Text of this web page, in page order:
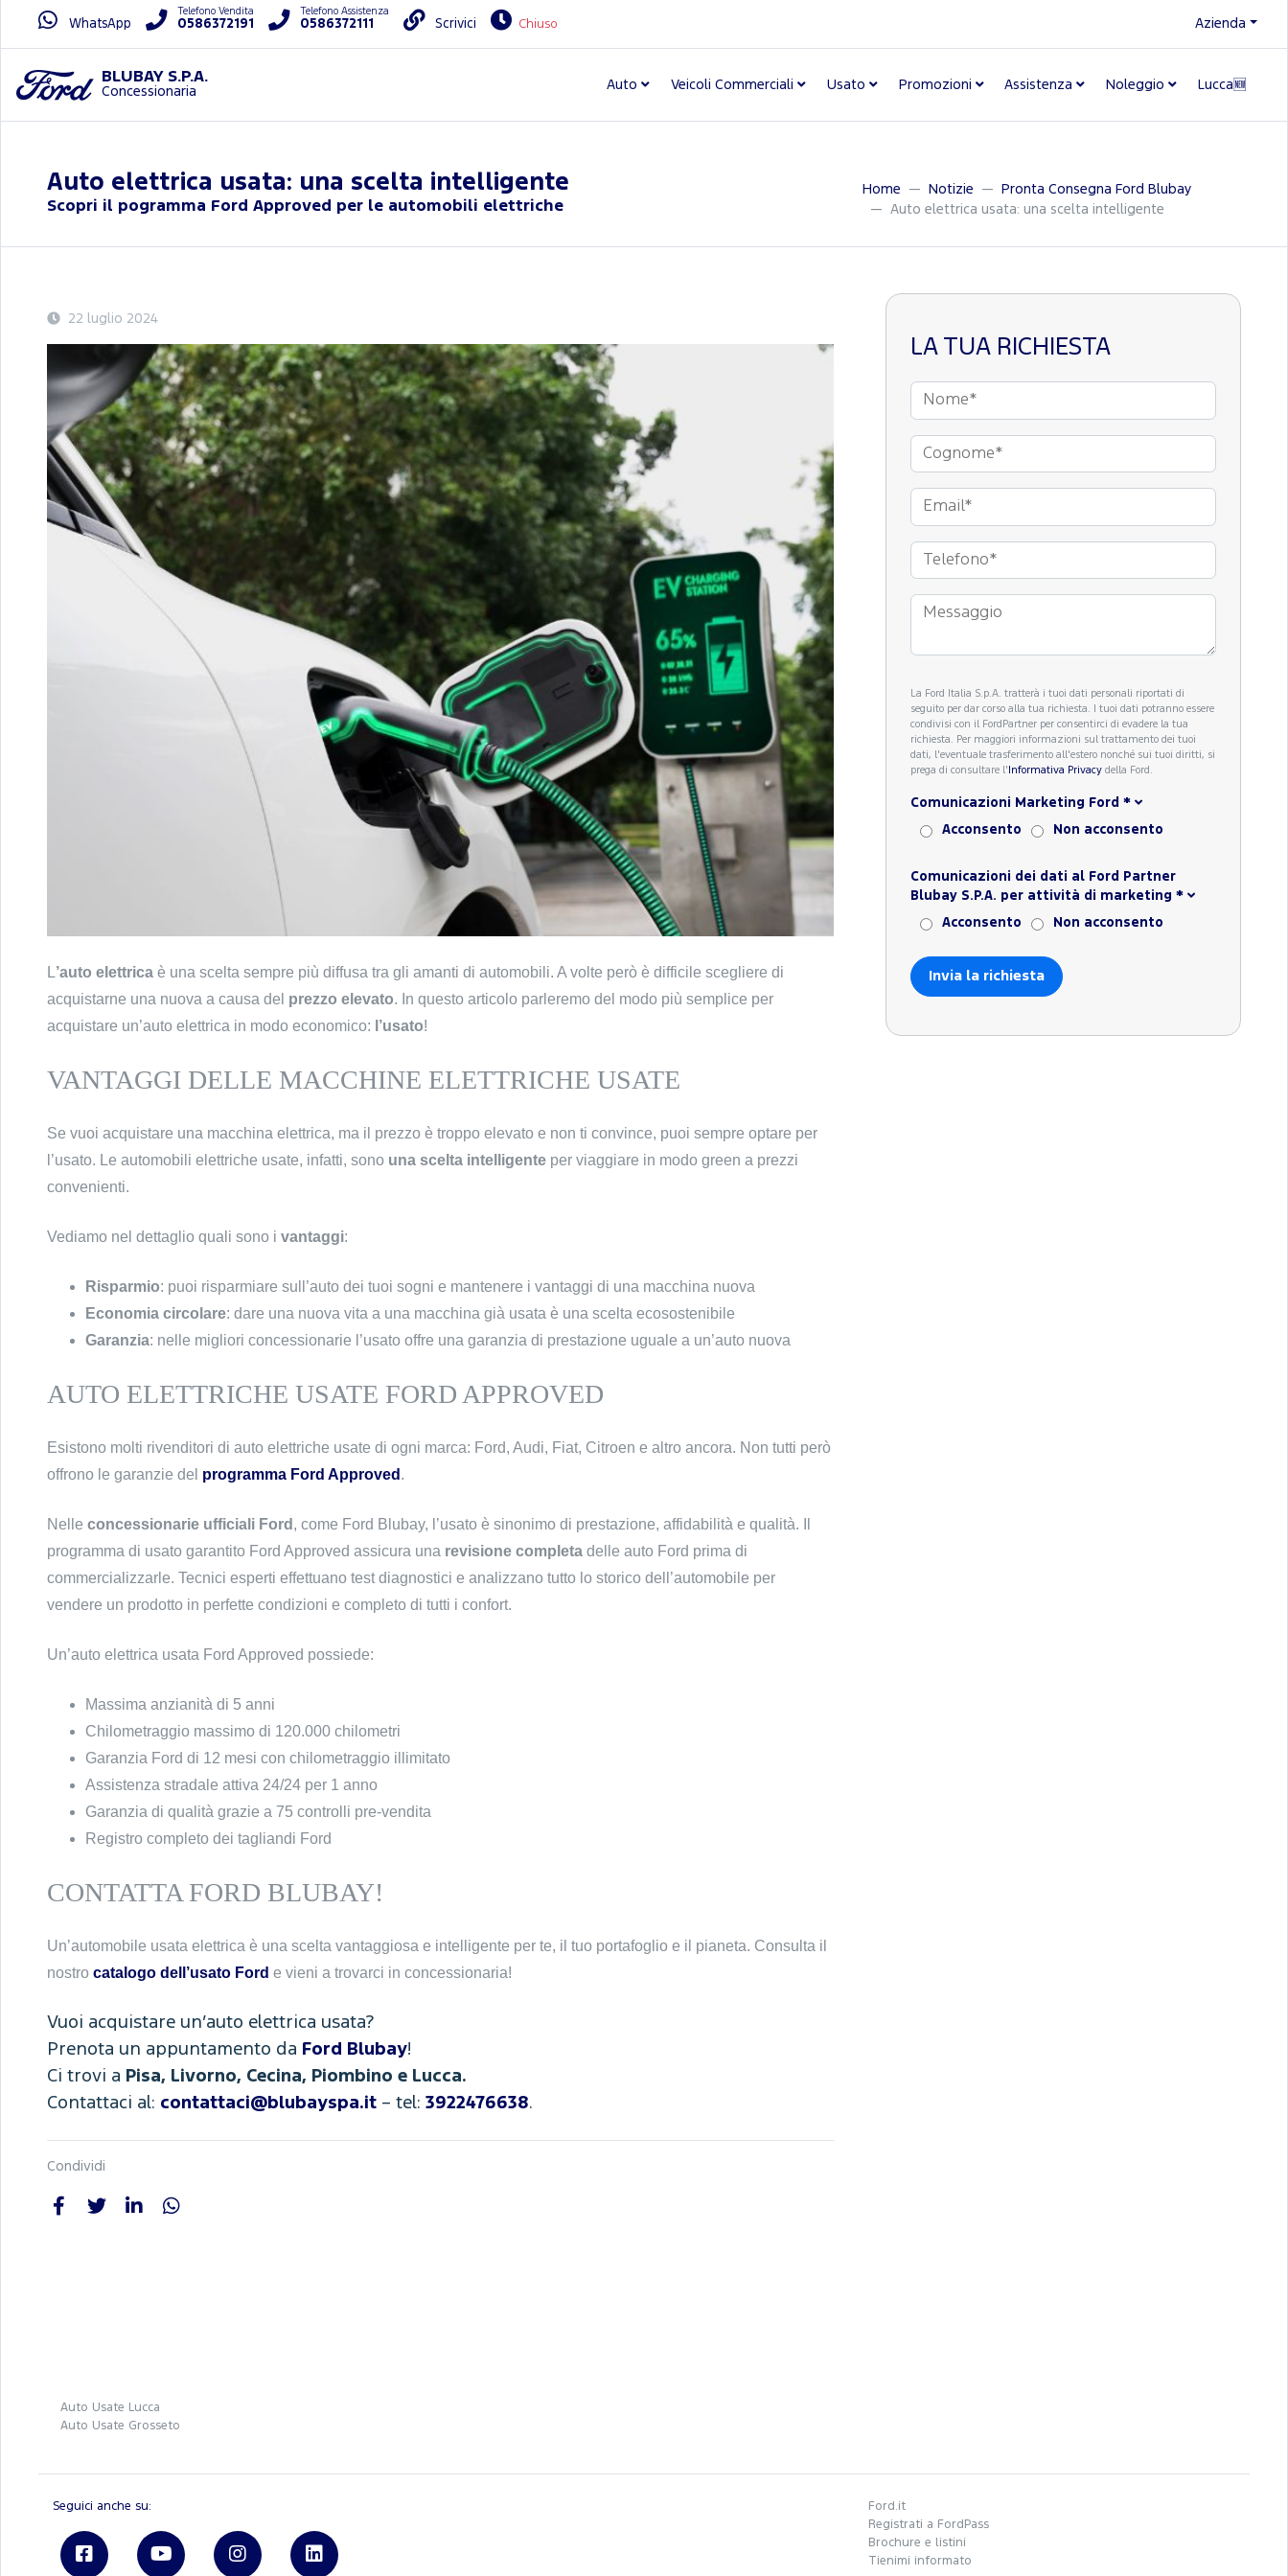
WhatsApp
Telefono Vendita
0586372191
Telefono Assistenza
0586372111 Scrivici Chiuso Azienda
BLUBAY S.P.A.
Concessionaria Auto Veicoli Commerciali Usato Promozioni Assistenza Noleggio Lucca🆕
Auto elettrica usata: una scelta intelligente
Scopri il pogramma Ford Approved per le automobili elettriche
Home Notizie
Pronta Consegna Ford Blubay
Auto elettrica usata: una scelta intelligente
22 luglio 2024
L’auto elettrica è una scelta sempre più diffusa tra gli amanti di automobili. A volte però è difficile scegliere di
acquistarne una nuova a causa del prezzo elevato. In questo articolo parleremo del modo più semplice per
acquistare un’auto elettrica in modo economico: l’usato!
VANTAGGI DELLE MACCHINE ELETTRICHE USATE
Se vuoi acquistare una macchina elettrica, ma il prezzo è troppo elevato e non ti convince, puoi sempre optare per
l’usato. Le automobili elettriche usate, infatti, sono una scelta intelligente per viaggiare in modo green a prezzi
convenienti.
Vediamo nel dettaglio quali sono i vantaggi:
Risparmio: puoi risparmiare sull’auto dei tuoi sogni e mantenere i vantaggi di una macchina nuova
Economia circolare: dare una nuova vita a una macchina già usata è una scelta ecosostenibile
Garanzia: nelle migliori concessionarie l’usato offre una garanzia di prestazione uguale a un’auto nuova
AUTO ELETTRICHE USATE FORD APPROVED
Esistono molti rivenditori di auto elettriche usate di ogni marca: Ford, Audi, Fiat, Citroen e altro ancora. Non tutti però
offrono le garanzie del programma Ford Approved .
Nelle concessionarie ufficiali Ford , come Ford Blubay, l’usato è sinonimo di prestazione, affidabilità e qualità. Il
programma di usato garantito Ford Approved assicura una revisione completa delle auto Ford prima di
commercializzarle. Tecnici esperti effettuano test diagnostici e analizzano tutto lo storico dell’automobile per
vendere un prodotto in perfette condizioni e completo di tutti i confort.
Un’auto elettrica usata Ford Approved possiede:
Massima anzianità di 5 anni
Chilometraggio massimo di 120.000 chilometri
Garanzia Ford di 12 mesi con chilometraggio illimitato
Assistenza stradale attiva 24/24 per 1 anno
Garanzia di qualità grazie a 75 controlli pre-vendita
Registro completo dei tagliandi Ford
CONTATTA FORD BLUBAY!
Un’automobile usata elettrica è una scelta vantaggiosa e intelligente per te, il tuo portafoglio e il pianeta. Consulta il
nostro catalogo dell’usato Ford e vieni a trovarci in concessionaria!
Vuoi acquistare un’auto elettrica usata?
Prenota un appuntamento da Ford Blubay!
Ci trovi a Pisa, Livorno, Cecina, Piombino e Lucca.
Contattaci al: contattaci@blubayspa.it – tel: 3922476638.
Condividi
LA TUA RICHIESTA
La Ford Italia S.p.A. tratterà i tuoi dati personali riportati di
seguito per dar corso alla tua richiesta. I tuoi dati potranno essere
condivisi con il FordPartner per consentirci di evadere la tua
richiesta. Per maggiori informazioni sul trattamento dei tuoi
dati, l'eventuale trasferimento all'estero nonché sui tuoi diritti, si
prega di consultare l' Informativa Privacydella Ford.
Comunicazioni Marketing Ford *
Acconsento Non acconsento
Comunicazioni dei dati al Ford Partner
Blubay S.P.A. per attività di marketing *
Acconsento Non acconsento
Auto Usate Lucca
Auto Usate Grosseto
Seguici anche su:
Ford.it
Registrati a FordPass
Brochure e listini
Tienimi informato